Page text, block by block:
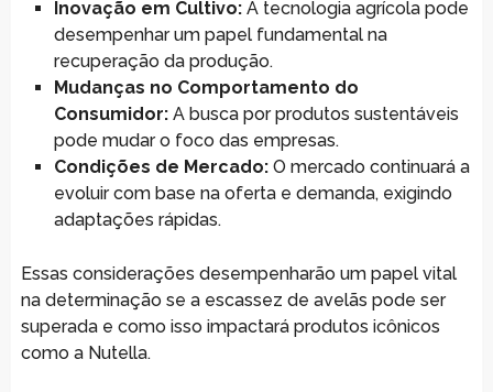
Inovação em Cultivo:A tecnologia agrícola pode
desempenhar um papel fundamental na
recuperação da produção.
Mudanças no Comportamento do
Consumidor:A busca por produtos sustentáveis
pode mudar o foco das empresas.
Condições de Mercado:O mercado continuará a
evoluir com base na oferta e demanda, exigindo
adaptações rápidas.
Essas considerações desempenharão um papel vital
na determinação se a escassez de avelãs pode ser
superada e como isso impactará produtos icônicos
como a Nutella.